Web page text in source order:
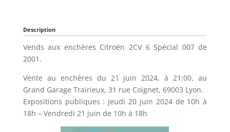
Description
Vends aux enchères Citroën 2CV 6 Spécial 007 de
2001.
Vente au enchères du 21 juin 2024, à 21:00, au
Grand Garage Trairieux, 31 rue Coignet, 69003 Lyon.
Expositions publiques : Jeudi 20 juin 2024 de 10h à
18h – Vendredi 21 juin de 10h à 18h